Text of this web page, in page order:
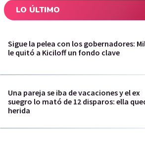
LO ÚLTIMO
Sigue la pelea con los gobernadores:
le quitó a Kiciloff un fondo clave
Una pareja se iba de vacaciones y el ex
suegro lo mató de 12 disparos: ella
herida